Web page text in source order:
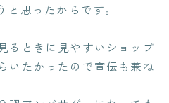
と思ったからです。
るときに見やすいショップ
いたかったので宣伝も兼ね